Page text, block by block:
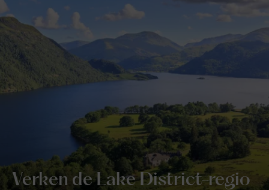
Verken de Lake District-regio